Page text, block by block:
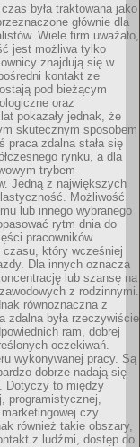
była traktowana jako
głównie dla
Wiele firm uważało,
jest możliwa tylko
znajdują się w
kontakt ze
pod bieżącym
oraz
pokazały jednak, że
skutecznym sposobem
praca zdalna stała się
rynku, a dla
trybem
Jedną z największych
Możliwość
lub innego wybranego
rytm dnia do
pracowników
który wcześniej
Dla innych oznacza
lub szansę na
z rodzinnymi.
równoznaczna z
zdalna była rzeczywiście
ram, dobrej
oczekiwań.
wykonywanej pracy. Są
dobrze nadają się
Dotyczy to między
programistycznej,
czy
również takie obszary,
z ludźmi, dostęp do